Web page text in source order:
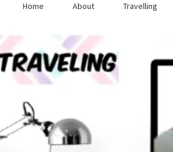
Home About Travelling